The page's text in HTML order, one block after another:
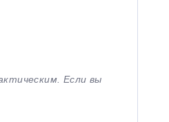
Если вы